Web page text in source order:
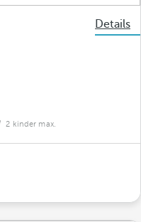
Details
2 kinder max.